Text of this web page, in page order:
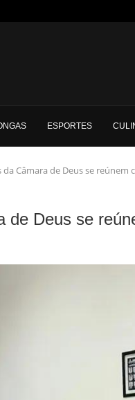
ESPORTES
da Câmara de Deus se reúnem
de Deus se